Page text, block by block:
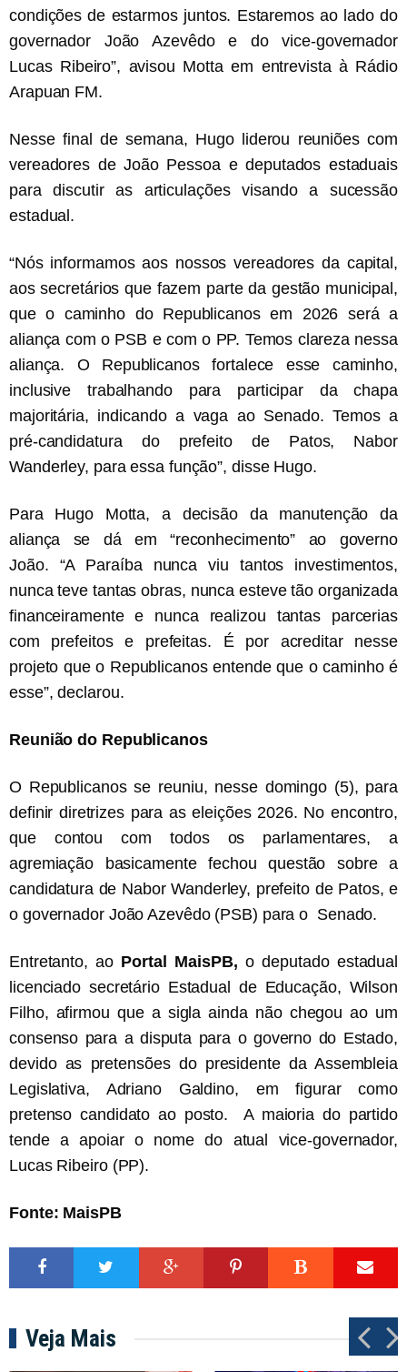
condições de estarmos juntos. Estaremos ao lado do
governador João Azevêdo e do vice-governador
Lucas Ribeiro”, avisou Motta em entrevista à Rádio
Arapuan FM.
Nesse final de semana, Hugo liderou reuniões com
vereadores de João Pessoa e deputados estaduais
para discutir as articulações visando a sucessão
estadual.
“Nós informamos aos nossos vereadores da capital,
aos secretários que fazem parte da gestão municipal,
que o caminho do Republicanos em 2026 será a
aliança com o PSB e com o PP. Temos clareza nessa
aliança. O Republicanos fortalece esse caminho,
inclusive trabalhando para participar da chapa
majoritária, indicando a vaga ao Senado. Temos a
pré-candidatura do prefeito de Patos, Nabor
Wanderley, para essa função”, disse Hugo.
Para Hugo Motta, a decisão da manutenção da
aliança se dá em “reconhecimento” ao governo
João. “A Paraíba nunca viu tantos investimentos,
nunca teve tantas obras, nunca esteve tão organizada
financeiramente e nunca realizou tantas parcerias
com prefeitos e prefeitas. É por acreditar nesse
projeto que o Republicanos entende que o caminho é
esse”, declarou.
Reunião do Republicanos
O Republicanos se reuniu, nesse domingo (5), para
definir diretrizes para as eleições 2026. No encontro,
que contou com todos os parlamentares, a
agremiação basicamente fechou questão sobre a
candidatura de Nabor Wanderley, prefeito de Patos, e
o governador João Azevêdo (PSB) para o Senado.
Entretanto, ao Portal MaisPB, o deputado estadual
licenciado secretário Estadual de Educação, Wilson
Filho, afirmou que a sigla ainda não chegou ao um
consenso para a disputa para o governo do Estado,
devido as pretensões do presidente da Assembleia
Legislativa, Adriano Galdino, em figurar como
pretenso candidato ao posto. A maioria do partido
tende a apoiar o nome do atual vice-governador,
Lucas Ribeiro (PP).
Fonte: MaisPB
Veja Mais